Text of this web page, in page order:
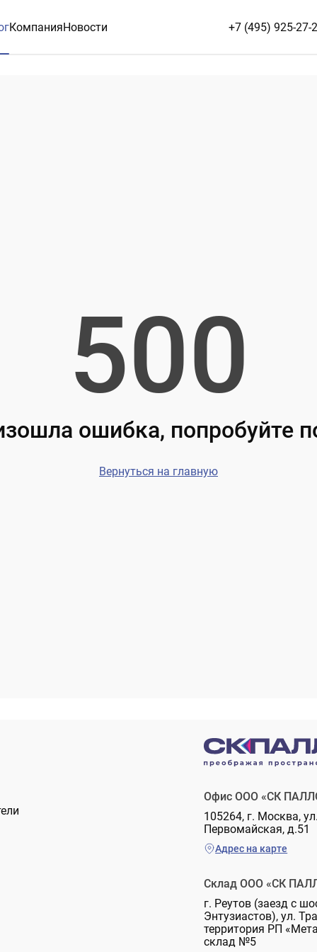
КомпанияНовости +7 (495) 925-27-
500
ошибка, попробуйте
Вернуться на главную
Офис ООО «СК
105264, г. Москва,
Первомайская, д.51
Адрес на карте
Склад ООО «СК
г. Реутов (заезд с
Энтузиастов), ул.
территория РП
склад №5